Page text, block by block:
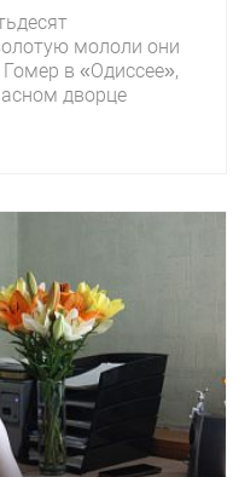
мололи они
в «Одиссее»,
дворце